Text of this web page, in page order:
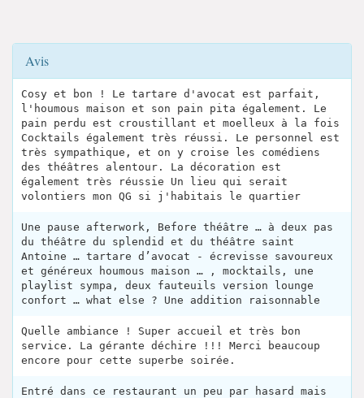
Avis
Cosy et bon ! Le tartare d'avocat est parfait,
l'houmous maison et son pain pita également. Le
pain perdu est croustillant et moelleux à la fois
Cocktails également très réussi. Le personnel est
très sympathique, et on y croise les comédiens
des théâtres alentour. La décoration est
également très réussie Un lieu qui serait
volontiers mon QG si j'habitais le quartier
Une pause afterwork, Before théâtre … à deux pas
du théâtre du splendid et du théâtre saint
Antoine … tartare d’avocat - écrevisse savoureux
et généreux houmous maison … , mocktails, une
playlist sympa, deux fauteuils version lounge
confort … what else ? Une addition raisonnable
Quelle ambiance ! Super accueil et très bon
service. La gérante déchire !!! Merci beaucoup
encore pour cette superbe soirée.
Entré dans ce restaurant un peu par hasard mais